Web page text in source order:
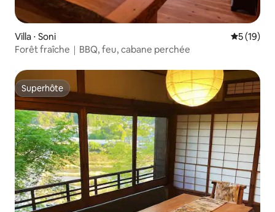
Villa ⋅ Soni
5 (19)
Forêt fraîche｜BBQ, feu, cabane perchée
Superhôte
Superhôte